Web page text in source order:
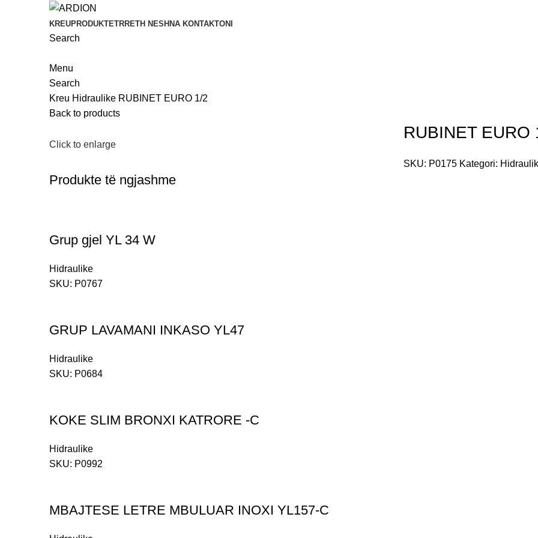
KREUPRODUKTETRRETH NESH NA KONTAKTONI
Search
Menu
Search
Kreu Hidraulike RUBINET EURO 1/2
Back to products
Click to enlarge
RUBINET EURO
SKU: P0175 Kategori:
Produkte të ngjashme
Grup gjel YL 34 W
Hidraulike
SKU: P0767
GRUP LAVAMANI INKASO YL47
Hidraulike
SKU: P0684
KOKE SLIM BRONXI KATRORE -C
Hidraulike
SKU: P0992
MBAJTESE LETRE MBULUAR INOXI YL157-C